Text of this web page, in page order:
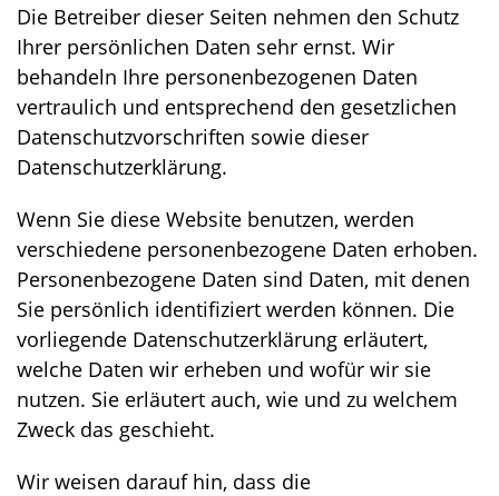
Die Betreiber dieser Seiten nehmen den Schutz
Ihrer persönlichen Daten sehr ernst. Wir
behandeln Ihre personenbezogenen Daten
vertraulich und entsprechend den gesetzlichen
Datenschutzvorschriften sowie dieser
Datenschutzerklärung.
Wenn Sie diese Website benutzen, werden
verschiedene personenbezogene Daten erhoben.
Personenbezogene Daten sind Daten, mit denen
Sie persönlich identifiziert werden können. Die
vorliegende Datenschutzerklärung erläutert,
welche Daten wir erheben und wofür wir sie
nutzen. Sie erläutert auch, wie und zu welchem
Zweck das geschieht.
Wir weisen darauf hin, dass die